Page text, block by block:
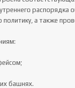
распорядка
а также
башнях.